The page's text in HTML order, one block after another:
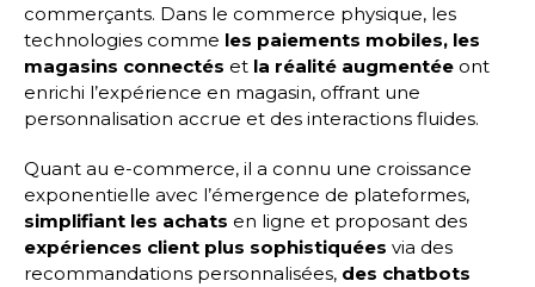
commerçants. Dans le commerce physique, les
technologies comme les paiements mobiles, les
magasins connectés et la réalité augmentée ont
enrichi l’expérience en magasin, offrant une
personnalisation accrue et des interactions fluides.
Quant au e-commerce, il a connu une croissance
exponentielle avec l’émergence de plateformes,
simplifiant les achats en ligne et proposant des
expériences client plus sophistiquées via des
recommandations personnalisées, des chatbots